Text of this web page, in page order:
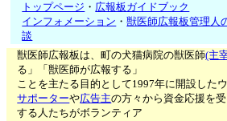
トップページ ・ 広報板ガイドブック
インフォメーション ・獣医師広報板管理人
談
獣医師広報板は、町の犬猫病院の獣医師(主
る」「獣医師が広報する」
ことを主たる目的として1997年に開設した
サポーターや広告主の方々から資金応援を
する人たちがボランティア